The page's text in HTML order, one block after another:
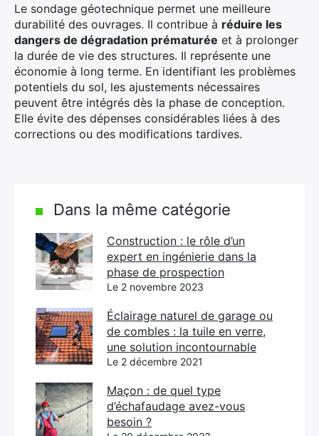
Le sondage géotechnique permet une meilleure
durabilité des ouvrages. Il contribue à réduire les
dangers de dégradation prématurée et à prolonger
la durée de vie des structures. Il représente une
économie à long terme. En identifiant les problèmes
potentiels du sol, les ajustements nécessaires
peuvent être intégrés dès la phase de conception.
Elle évite des dépenses considérables liées à des
corrections ou des modifications tardives.
Dans la même catégorie
Construction : le rôle d’un
expert en ingénierie dans la
phase de prospection
Le 2 novembre 2023
Éclairage naturel de garage ou
de combles : la tuile en verre,
une solution incontournable
Le 2 décembre 2021
Maçon : de quel type
d’échafaudage avez-vous
besoin ?